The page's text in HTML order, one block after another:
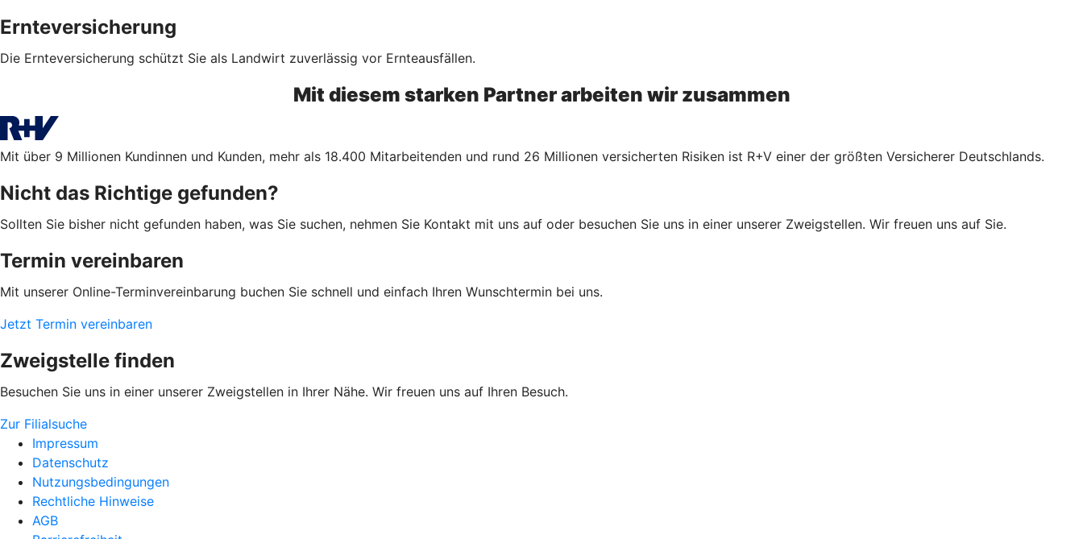
Ernteversicherung
Die Ernteversicherung schützt Sie als Landwirt zuverlässig vor Ernteausfällen.
Mit diesem starken Partner arbeiten wir zusammen
Mit über 9 Millionen Kundinnen und Kunden, mehr als 18.400 Mitarbeitenden und rund 26 Millionen versicherten Risiken ist R+V einer der größten Versicherer Deutschlands.
Nicht das Richtige gefunden?
Sollten Sie bisher nicht gefunden haben, was Sie suchen, nehmen Sie Kontakt mit uns auf oder besuchen Sie uns in einer unserer Zweigstellen. Wir freuen uns auf Sie.
Termin vereinbaren
Mit unserer Online-Terminvereinbarung buchen Sie schnell und einfach Ihren Wunschtermin bei uns.
Jetzt Termin vereinbaren
Zweigstelle finden
Besuchen Sie uns in einer unserer Zweigstellen in Ihrer Nähe. Wir freuen uns auf Ihren Besuch.
Zur Filialsuche
Impressum
Datenschutz
Nutzungsbedingungen
Rechtliche Hinweise
AGB